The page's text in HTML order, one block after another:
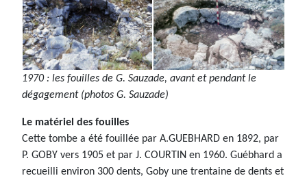
1970 : les fouilles de G. Sauzade, avant et pendant le
dégagement (photos G. Sauzade)
Le matériel des fouilles
Cette tombe a été fouillée par A.GUEBHARD en 1892, par
P. GOBY vers 1905 et par J. COURTIN en 1960. Guébhard a
recueilli environ 300 dents, Goby une trentaine de dents et